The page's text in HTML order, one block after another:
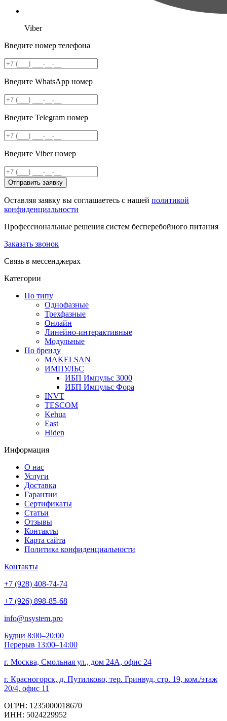
Viber
Введите номер телефона
Введите WhatsApp номер
Введите Telegram номер
Введите Viber номер
Отправить заявку
Оставляя заявку вы соглашаетесь с нашей политикой
конфиденциальности
Профессиональные решения систем бесперебойного питания
Заказать звонок
Связь в мессенджерах
Категории
По типу
Однофазные
Трехфазные
Онлайн
Линейно-интерактивные
Модульные
По бренду
MAKELSAN
ИМПУЛЬС
ИБП Импульс 3000
ИБП Импульс Фора
INVT
TESCOM
Kehua
East
Hiden
Информация
О нас
Услуги
Доставка
Гарантии
Сертификаты
Статьи
Отзывы
Контакты
Карта сайта
Политика конфиденциальности
Контакты
+7 (928) 408-74-74
+7 (926) 898-85-68
info@nsystem.pro
Будни 8:00–20:00
Перерыв 13:00–14:00
г. Москва, Смольная ул., дом 24А, офис 24
г. Красногорск, д. Путилково, тер. Гринвуд, стр. 19, ком./этаж
20/4, офис 11
ОГРН: 1235000018670
ИНН: 5024229952